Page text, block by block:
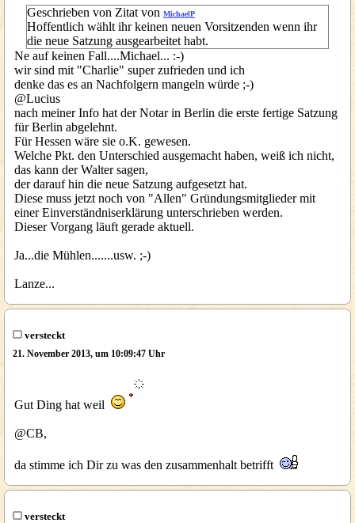
Geschrieben von Zitat von MichaelP
Hoffentlich wählt ihr keinen neuen Vorsitzenden wenn ihr
die neue Satzung ausgearbeitet habt.
Ne auf keinen Fall....Michael... :-)
wir sind mit "Charlie" super zufrieden und ich
denke das es an Nachfolgern mangeln würde ;-)
@Lucius
nach meiner Info hat der Notar in Berlin die erste fertige Satzung
für Berlin abgelehnt.
Für Hessen wäre sie o.K. gewesen.
Welche Pkt. den Unterschied ausgemacht haben, weiß ich nicht,
das kann der Walter sagen,
der darauf hin die neue Satzung aufgesetzt hat.
Diese muss jetzt noch von "Allen" Gründungsmitglieder mit
einer Einverständniserklärung unterschrieben werden.
Dieser Vorgang läuft gerade aktuell.
Ja...die Mühlen.......usw. ;-)
Lanze...
versteckt
21. November 2013, um 10:09:47 Uhr
Gut Ding hat weil
@CB,
da stimme ich Dir zu was den zusammenhalt betrifft
versteckt